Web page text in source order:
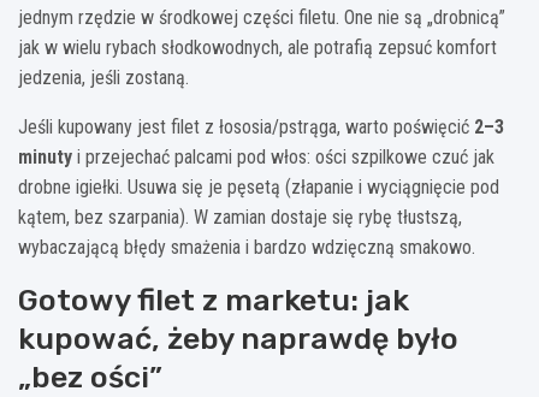
jednym rzędzie w środkowej części filetu. One nie są „drobnicą”
jak w wielu rybach słodkowodnych, ale potrafią zepsuć komfort
jedzenia, jeśli zostaną.
Jeśli kupowany jest filet z łososia/pstrąga, warto poświęcić 2–3
minuty i przejechać palcami pod włos: ości szpilkowe czuć jak
drobne igiełki. Usuwa się je pęsetą (złapanie i wyciągnięcie pod
kątem, bez szarpania). W zamian dostaje się rybę tłustszą,
wybaczającą błędy smażenia i bardzo wdzięczną smakowo.
Gotowy filet z marketu: jak
kupować, żeby naprawdę było
„bez ości”